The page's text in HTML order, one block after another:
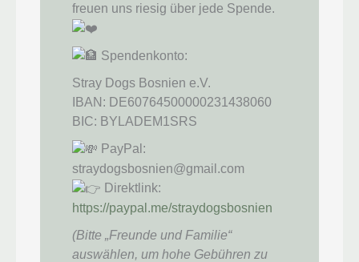
freuen uns riesig über jede Spende.
Spendenkonto:
Stray Dogs Bosnien e.V.
IBAN: DE60764500000231438060
BIC: BYLADEM1SRS
PayPal:
straydogsbosnien@gmail.com
Direktlink:
https://paypal.me/straydogsbosnien
(Bitte „Freunde und Familie“
auswählen, um hohe Gebühren zu